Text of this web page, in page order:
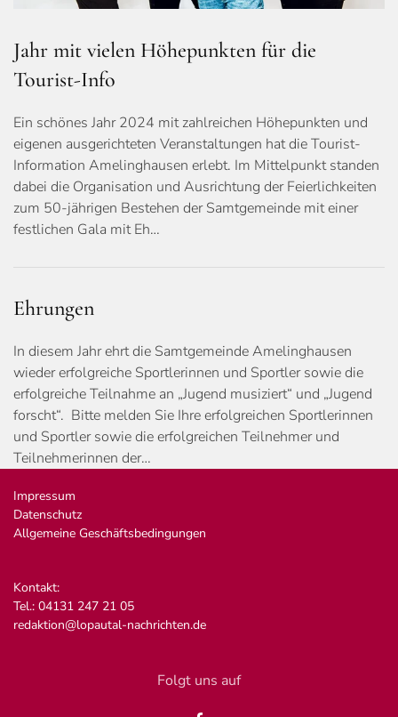
Jahr mit vielen Höhepunkten für die
Tourist-Info
Ein schönes Jahr 2024 mit zahlreichen Höhepunkten und
eigenen ausgerichteten Veranstaltungen hat die Tourist-
Information Amelinghausen erlebt. Im Mittelpunkt standen
dabei die Organisation und Ausrichtung der Feierlichkeiten
zum 50-jährigen Bestehen der Samtgemeinde mit einer
festlichen Gala mit Eh…
Ehrungen
In diesem Jahr ehrt die Samtgemeinde Amelinghausen
wieder erfolgreiche Sportlerinnen und Sportler sowie die
erfolgreiche Teilnahme an „Jugend musiziert“ und „Jugend
forscht“. Bitte melden Sie Ihre erfolgreichen Sportlerinnen
und Sportler sowie die erfolgreichen Teilnehmer und
Teilnehmerinnen der…
Impressum
Datenschutz
Allgemeine Geschäftsbedingungen
Kontakt:
Tel.: 04131 247 21 05
redaktion@lopautal-nachrichten.de
Folgt uns auf